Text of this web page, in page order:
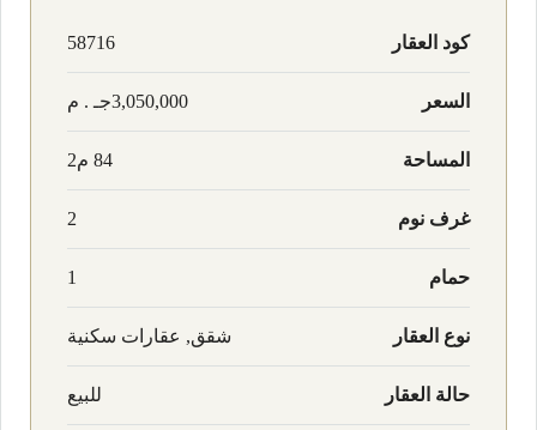
كود العقار 58716
السعر 3,050,000جـ . م
المساحة 84 م2
غرف نوم 2
حمام 1
نوع العقار شقق, عقارات سكنية
حالة العقار للبيع